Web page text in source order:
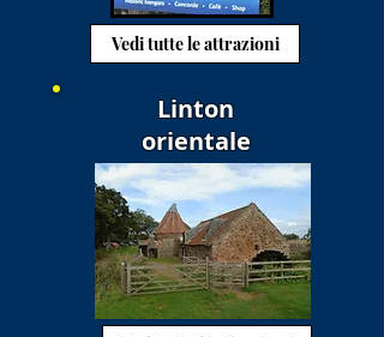
Vedi tutte le attrazioni
Linton
orientale